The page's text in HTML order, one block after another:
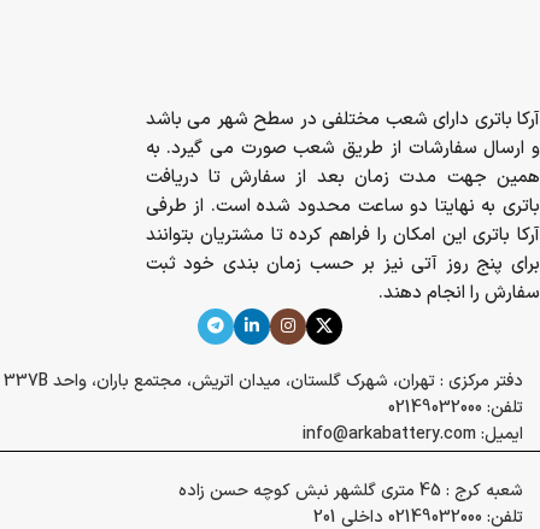
تضمین اصالت کالا
Product Authenticity
ضمانت بازگشت وجه
Money back guarantee
آرکا باتری دارای شعب مختلفی در سطح شهر می
باشد و ارسال سفارشات از طریق شعب صورت می